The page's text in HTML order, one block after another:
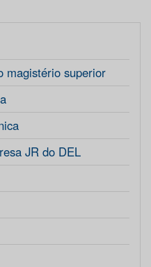
magistério superior
JR do DEL